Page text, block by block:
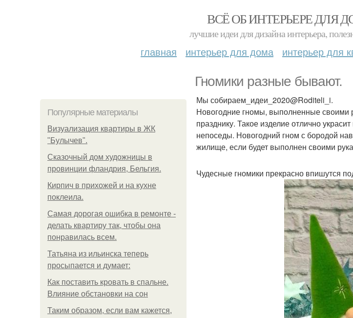
ВСЁ ОБ ИНТЕРЬЕРЕ ДЛЯ
лучшие идеи для дизайна интерьера,
главная интерьер для дома интерьер для
Гномики разные бывают.
Популярные материалы
Визуализация квартиры в ЖК
"Булычев".
Сказочный дом художницы в
провинции фландрия, Бельгия.
Кирпич в прихожей и на кухне
поклеила.
Самая дорогая ошибка в ремонте -
делать квартиру так, чтобы она
понравилась всем.
Татьяна из ильинска теперь
просыпается и думает:
Как поставить кровать в спальне.
Влияние обстановки на сон
Таким образом, если вам кажется,
Мы собираем_идеи_2020@Roditeli_i.
Новогодние гномы, выполненные своими
празднику. Такое изделие отлично
непоседы. Новогодний гном с бородой
жилище, если будет выполнен своими
Чудесные гномики прекрасно впишутся